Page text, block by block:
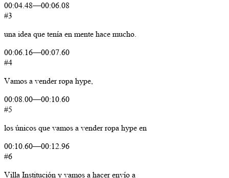
00:04.48—00:06.08
#3
una idea que tenía en mente hace mucho.
00:06.16—00:07.60
#4
Vamos a vender ropa hype,
00:08.00—00:10.60
#5
los únicos que vamos a vender ropa hype en
00:10.60—00:12.96
#6
Villa Institución y vamos a hacer envío a